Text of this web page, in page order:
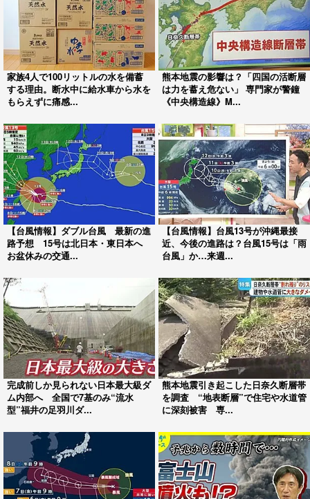
家族4人で100リットルの水を備蓄
する理由。断水中に給水車から水を
もらえずに痛感...
熊本地震の影響は？「四国の活断層
は力を蓄え危ない」 専門家が警鐘
《中央構造線》M...
【台風情報】ダブル台風 最新の進
路予想 15号は北日本・東日本へ
お盆休みの交通...
【台風情報】台風13号が沖縄最接
近、今後の進路は？台風15号は「雨
台風」か…来週...
完成前しか見られない日本最大級ダ
ム内部へ 全国で7基のみ“流水
型”福井の足羽川ダ...
熊本地震引き起こした日奈久断層帯
を調査 “地表断層”で住宅や水道管
に深刻被害 専...